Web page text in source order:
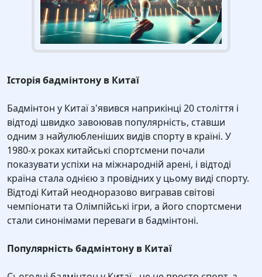
Історія бадмінтону в Китаї
Бадмінтон у Китаї з'явився наприкінці 20 століття і
відтоді швидко завоював популярність, ставши
одним з найулюбленіших видів спорту в країні. У
1980-х роках китайські спортсмени почали
показувати успіхи на міжнародній арені, і відтоді
країна стала однією з провідних у цьому виді спорту.
Відтоді Китай неодноразово вигравав світові
чемпіонати та Олімпійські ігри, а його спортсмени
стали синонімами переваги в бадмінтоні.
Популярність бадмінтону в Китаї